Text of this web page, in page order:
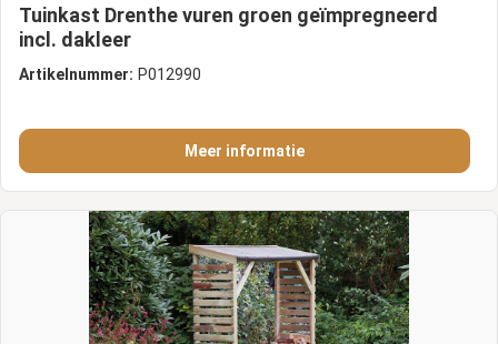
Tuinkast Drenthe vuren groen geïmpregneerd
incl. dakleer
Artikelnummer: P012990
Meer informatie